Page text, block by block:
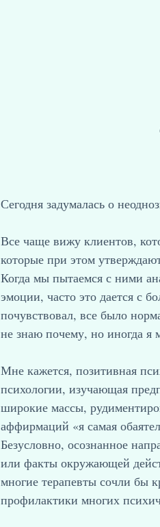
Сегодня задумалась о
Все чаще вижу клиентов,
которые при этом
Когда мы пытаемся с ними
эмоции, часто это дается с
почувствовал, все было
не знаю почему, но иногда я
Мне кажется, позитивная
психологии, изучающая
широкие массы,
аффирмаций «я самая
Безусловно, осознанное
или факты окружающей
многие терапевты сочли бы
профилактики многих